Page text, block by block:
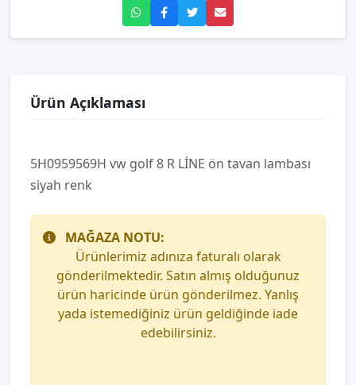
Ürün Açıklaması
5H0959569H vw golf 8 R LİNE ön tavan lambası
siyah renk
MAĞAZA NOTU:
Ürünlerimiz adınıza faturalı olarak
gönderilmektedir. Satın almış olduğunuz
ürün haricinde ürün gönderilmez. Yanlış
yada istemediğiniz ürün geldiğinde iade
edebilirsiniz.